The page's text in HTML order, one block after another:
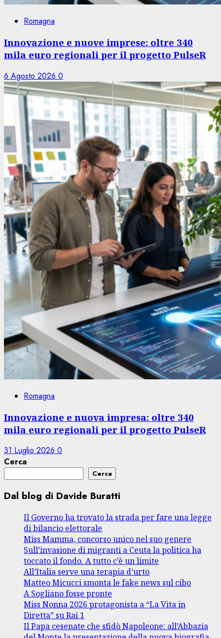
Romagna
Innovazione e nuove imprese: oltre 340
mila euro regionali per il progetto PulseR
6 Agosto 2026 0
Romagna
Innovazione e nuova impresa: oltre 340
mila euro regionali per il progetto PulseR
31 Luglio 2026 0
Cerca
Cerca
Dal blog di Davide Buratti
Il Governo ha trovato la strada per fare una legge
di bilancio elettorale
Miss Mamma, concorso unico nel suo genere
Sull’invasione di migranti a Ceuta la politica ha
toccato il fondo. A tutto c’è un limite
All’Italia serve una terapia d’urto
Matteo Micucci smonta le fake news sul cibo
A Sogliano fosse pronte
Miss Nonna 2026 protagonista a “La Vita in
Diretta” su Rai 1
Il Papa cesenate che sfidò Napoleone: all’Abbazia